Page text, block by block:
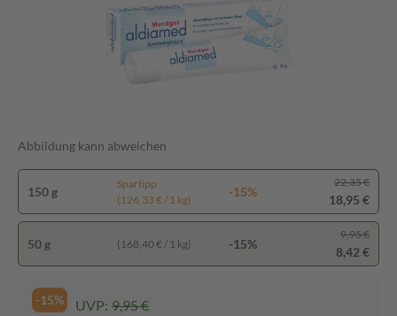
Abbildung kann abweichen
150 g
Spartipp
(126,33 € / 1 kg)
-15%
22,35 €
18,95 €
50 g (168,40 € / 1 kg) -15%
9,95 €
8,42 €
-15% UVP: 9,95 €